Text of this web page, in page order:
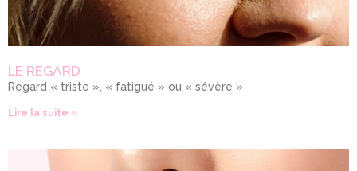
LE REGARD
Regard « triste », « fatigué » ou « sévère »
Lire la suite »